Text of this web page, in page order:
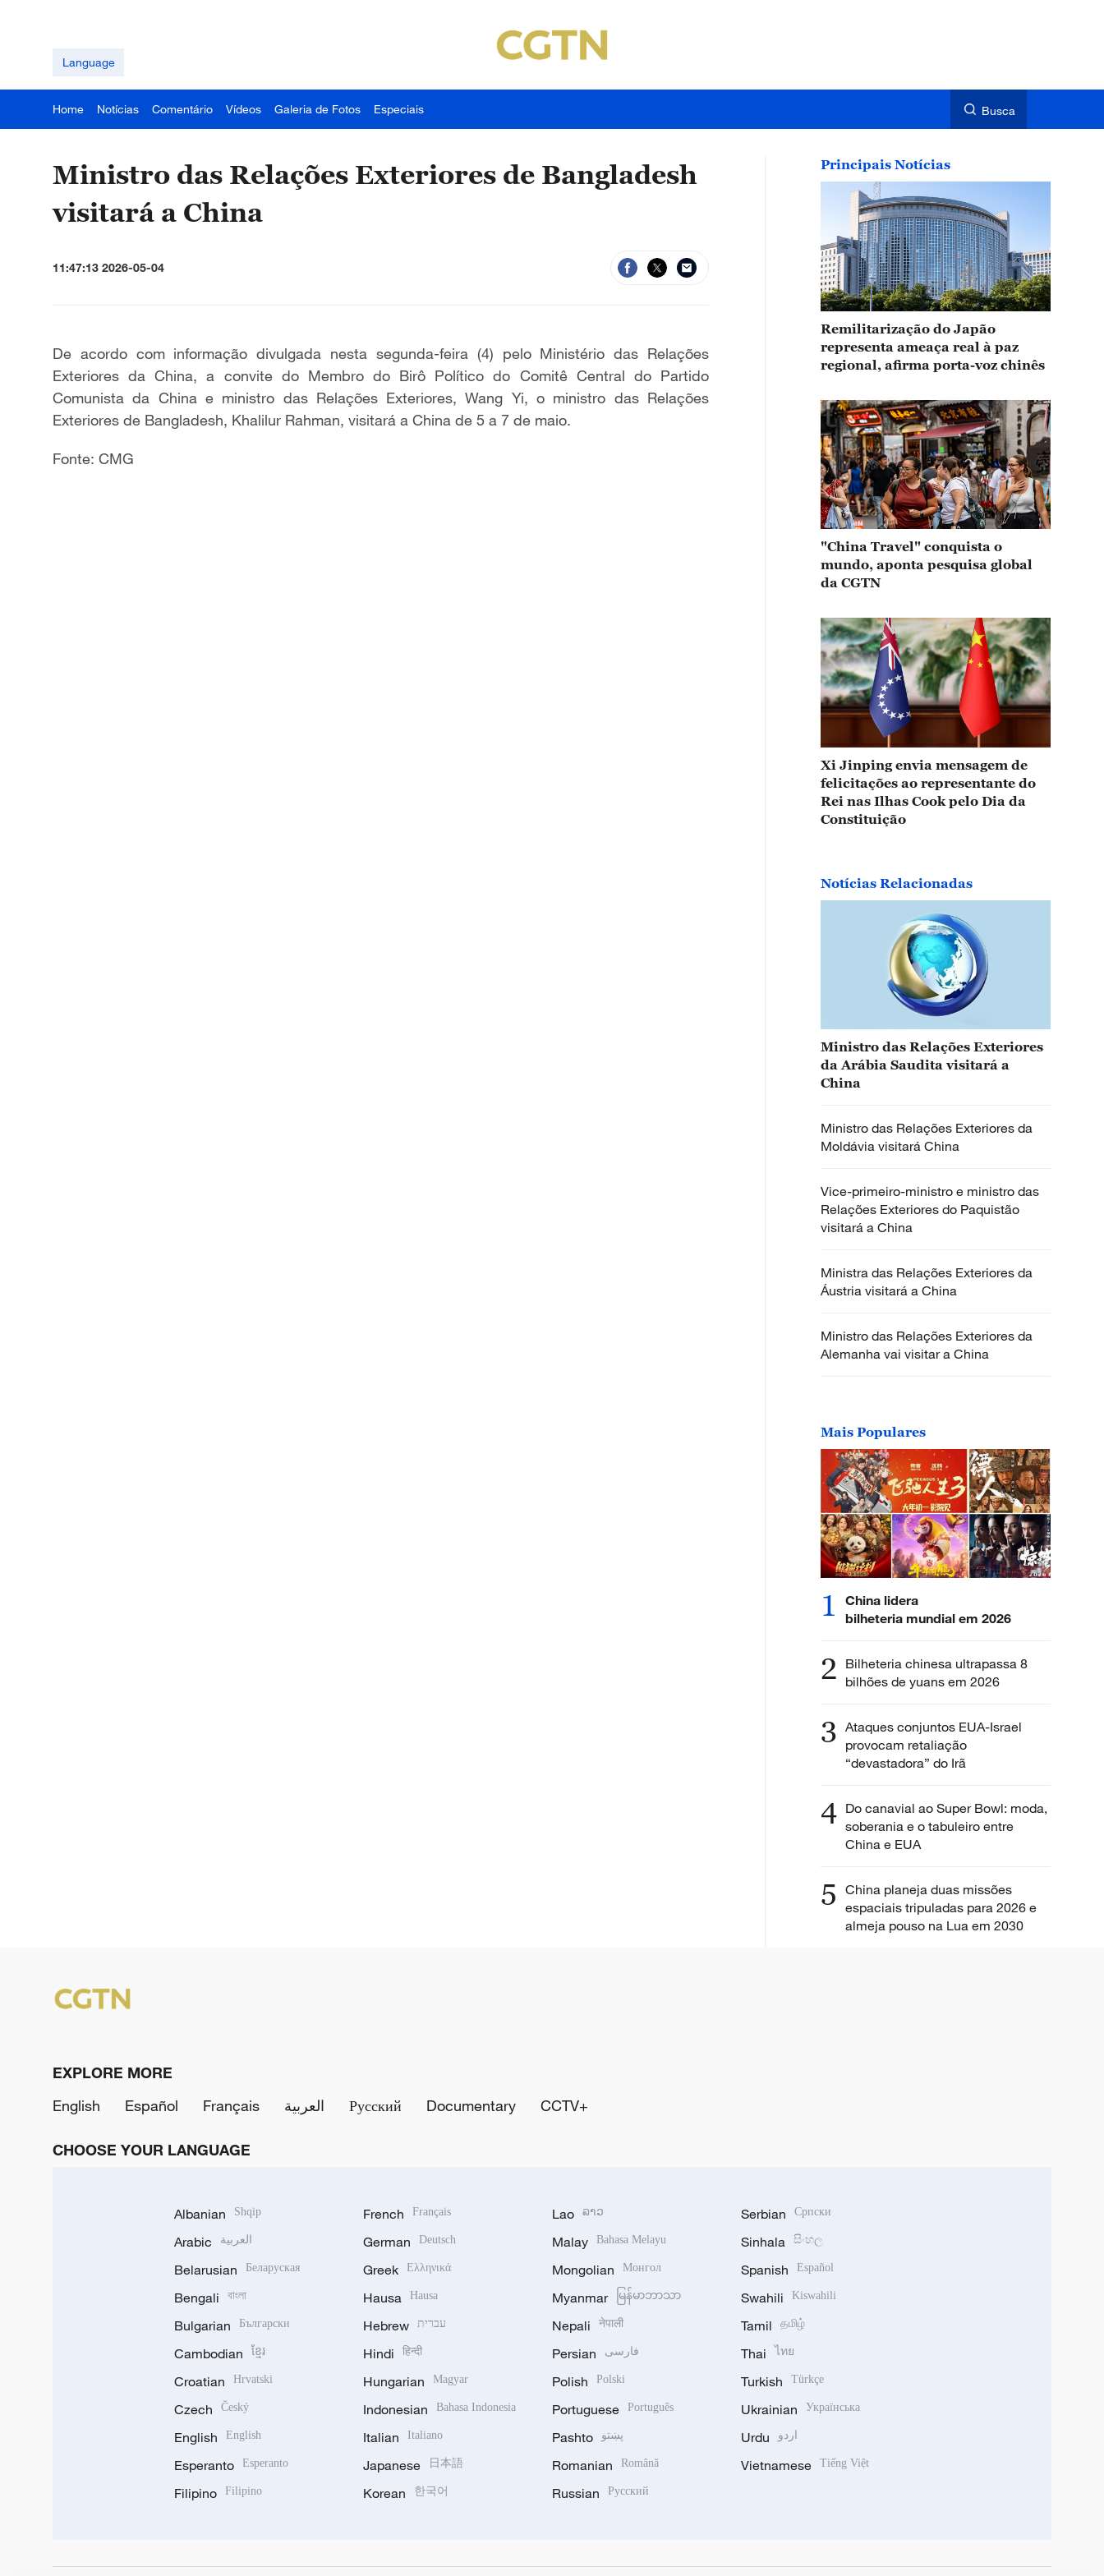
Language
Home Notícias Comentário Vídeos Galeria de Fotos Especiais Busca
Ministro das Relações Exteriores de Bangladesh
visitará a China
11:47:13 2026-05-04
De acordo com informação divulgada nesta segunda-feira (4) pelo Ministério das Relações
Exteriores da China, a convite do Membro do Birô Político do Comitê Central do Partido
Comunista da China e ministro das Relações Exteriores, Wang Yi, o ministro das Relações
Exteriores de Bangladesh, Khalilur Rahman, visitará a China de 5 a 7 de maio.
Fonte: CMG
Principais Notícias
Remilitarização do Japão
representa ameaça real à paz
regional, afirma porta-voz chinês
"China Travel" conquista o
mundo, aponta pesquisa global
da CGTN
Xi Jinping envia mensagem de
felicitações ao representante do
Rei nas Ilhas Cook pelo Dia da
Constituição
Notícias Relacionadas
Ministro das Relações Exteriores
da Arábia Saudita visitará a
China
Ministro das Relações Exteriores da
Moldávia visitará China
Vice-primeiro-ministro e ministro das
Relações Exteriores do Paquistão
visitará a China
Ministra das Relações Exteriores da
Áustria visitará a China
Ministro das Relações Exteriores da
Alemanha vai visitar a China
Mais Populares
1
China lidera
bilheteria mundial em 2026
2 Bilheteria chinesa ultrapassa 8
bilhões de yuans em 2026
3 Ataques conjuntos EUA-Israel
provocam retaliação
“devastadora” do Irã
4 Do canavial ao Super Bowl: moda,
soberania e o tabuleiro entre
China e EUA
5 China planeja duas missões
espaciais tripuladas para 2026 e
almeja pouso na Lua em 2030
EXPLORE MORE
English
Español Français العربية Русский Documentary CCTV+
CHOOSE YOUR LANGUAGE
Albanian Shqip
Arabic العربية
Belarusian Беларуская
Bengali বাংলা
Bulgarian Български
Cambodian ខ្មែរ
Croatian Hrvatski
Czech Český
English English
Esperanto Esperanto
Filipino Filipino
French Français
German Deutsch
Greek Ελληνικά
Hausa Hausa
Hebrew עברית
Hindi हिन्दी
Hungarian Magyar
Indonesian Bahasa Indonesia
Italian Italiano
Japanese 日本語
Korean 한국어
Lao ລາວ
Malay Bahasa Melayu
Mongolian Монгол
Myanmar မြန်မာဘာသာ
Nepali नेपाली
Persian فارسی
Polish Polski
Portuguese Português
Pashto پښتو
Romanian Română
Russian Русский
Serbian Српски
Sinhala සිංහල
Spanish Español
Swahili Kiswahili
Tamil தமிழ்
Thai ไทย
Turkish Türkçe
Ukrainian Українська
Urdu اردو
Vietnamese Tiếng Việt